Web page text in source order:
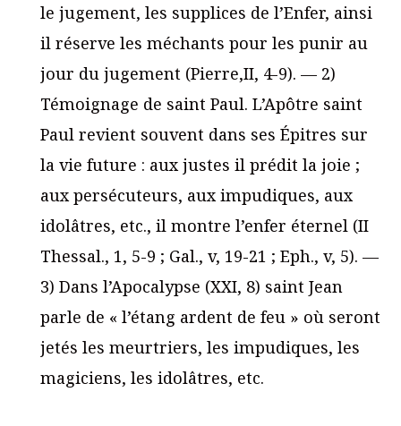
le jugement, les supplices de l’Enfer, ainsi
il réserve les méchants pour les punir au
jour du jugement (Pierre,II, 4-9). — 2)
Témoignage de saint Paul. L’Apôtre saint
Paul revient souvent dans ses Épitres sur
la vie future : aux justes il prédit la joie ;
aux persécuteurs, aux impudiques, aux
idolâtres, etc., il montre l’enfer éternel (II
Thessal., 1, 5-9 ; Gal., v, 19-21 ; Eph., v, 5). —
3) Dans l’Apocalypse (XXI, 8) saint Jean
parle de « l’étang ardent de feu » où seront
jetés les meurtriers, les impudiques, les
magiciens, les idolâtres, etc.